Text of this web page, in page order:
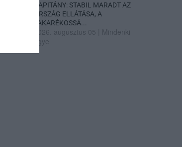
KAPITÁNY: STABIL MARADT AZ
ORSZÁG ELLÁTÁSA, A
TAKARÉKOSSÁ...
2026. augusztus 05
Mindenki
ügye